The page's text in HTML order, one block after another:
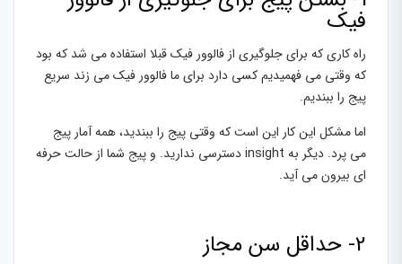
فیک
راه کاری که برای جلوگیری از فالوور فیک قبلا استفاده می شد که بود
که وقتی می فهمیدیم کسی دارد برای ما فالوور فیک می زند سریع
پیج را ببندیم.
اما مشکل این کار این است که وقتی پیج را ببندید، همه آمار پیج
می پرد. دیگر به insight دسترسی ندارید. و پیج شما از حالت حرفه
ای بیرون می آید.
2- حداقل سن مجاز